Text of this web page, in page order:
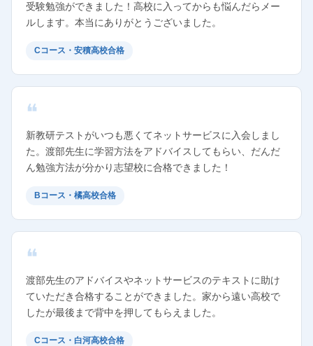
受験勉強ができました！高校に入ってからも悩んだらメー
ルします。本当にありがとうございました。
Cコース・安積高校合格
新教研テストがいつも悪くてネットサービスに入会しまし
た。渡部先生に学習方法をアドバイスしてもらい、だんだ
ん勉強方法が分かり志望校に合格できました！
Bコース・橘高校合格
渡部先生のアドバイスやネットサービスのテキストに助け
ていただき合格することができました。家から遠い高校で
したが最後まで背中を押してもらえました。
Cコース・白河高校合格